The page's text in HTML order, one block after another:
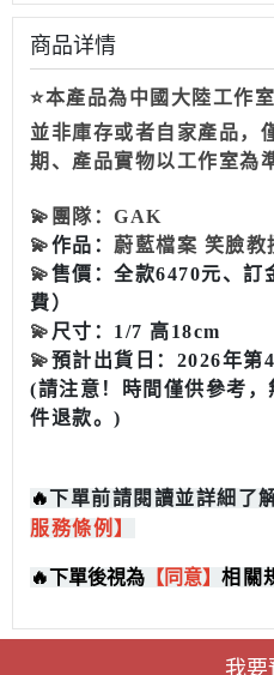
商品详情
⭐本產品為中國大陸工作
並非庫存或者自家產品，
期、產品實物以工作室為
💫 團隊：GAK
💫作品： 蔚藍檔案 笑臉
💫售價：全款6470元、訂
費）
💫 尺寸：1/7 高18cm
💫預計出貨日：2026年第
(請注意！時間僅供參考
件退款。)
🔥下單前請閱讀並詳細了
服務條例】
🔥下單後視為 【同意】 相關
我要